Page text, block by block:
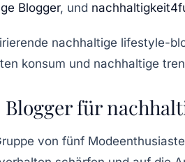
Blogger, und
für
von fünf